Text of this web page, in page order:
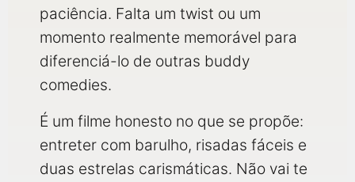
paciência. Falta um twist ou um
momento realmente memorável para
diferenciá-lo de outras buddy
comedies.
É um filme honesto no que se propõe:
entreter com barulho, risadas fáceis e
duas estrelas carismáticas. Não vai te